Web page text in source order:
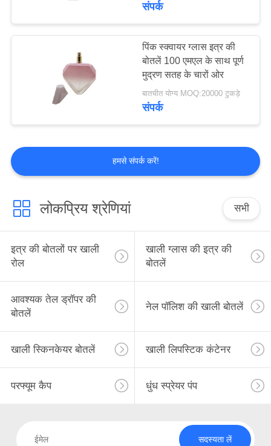
संपर्क
पिंक स्क्वायर ग्लास इत्र की
बोतलें 100 एमएल के साथ पूर्ण
मुद्रण सतह के चारों ओर
बातचीत योग्य MOQ:20000 टुकड़े
संपर्क
हमसे संपर्क करें!
लोकप्रिय श्रेणियां सभी
इत्र की बोतलों पर खाली
रोल
खाली ग्लास की इत्र की
बोतलें
आवश्यक तेल ड्रॉपर की
बोतलें
नेल पॉलिश की खाली बोतलें
खाली स्किनकेयर बोतलें खाली लिपस्टिक कंटेनर
परफ्यूम कैप धुंध स्प्रेयर पंप
सदस्यता लें